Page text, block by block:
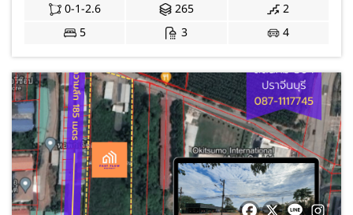
0-1-2.6 265
2
5
3 4